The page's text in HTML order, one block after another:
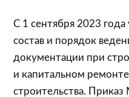
С 1 сентября 2023 года
состав и порядок
документации при
и капитальном
строительства.